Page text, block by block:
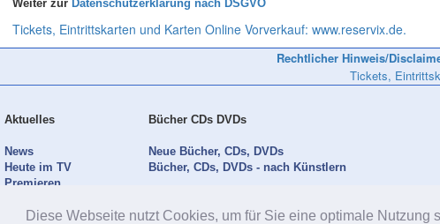
Diese Webseite nutzt Cookies, um für Sie eine optimale Nutzung
Weiter zur Datenschutzerklärung nach DSGVO
Tickets, Eintrittskarten und Karten Online Vorverkauf: www.reservix.de.
Rechtlicher Hinweis/
Tickets,
Aktuelles
News
Heute im TV
Premieren
Bücher CDs DVDs
Neue Bücher, CDs, DVDs
Bücher, CDs, DVDs - nach Künstlern